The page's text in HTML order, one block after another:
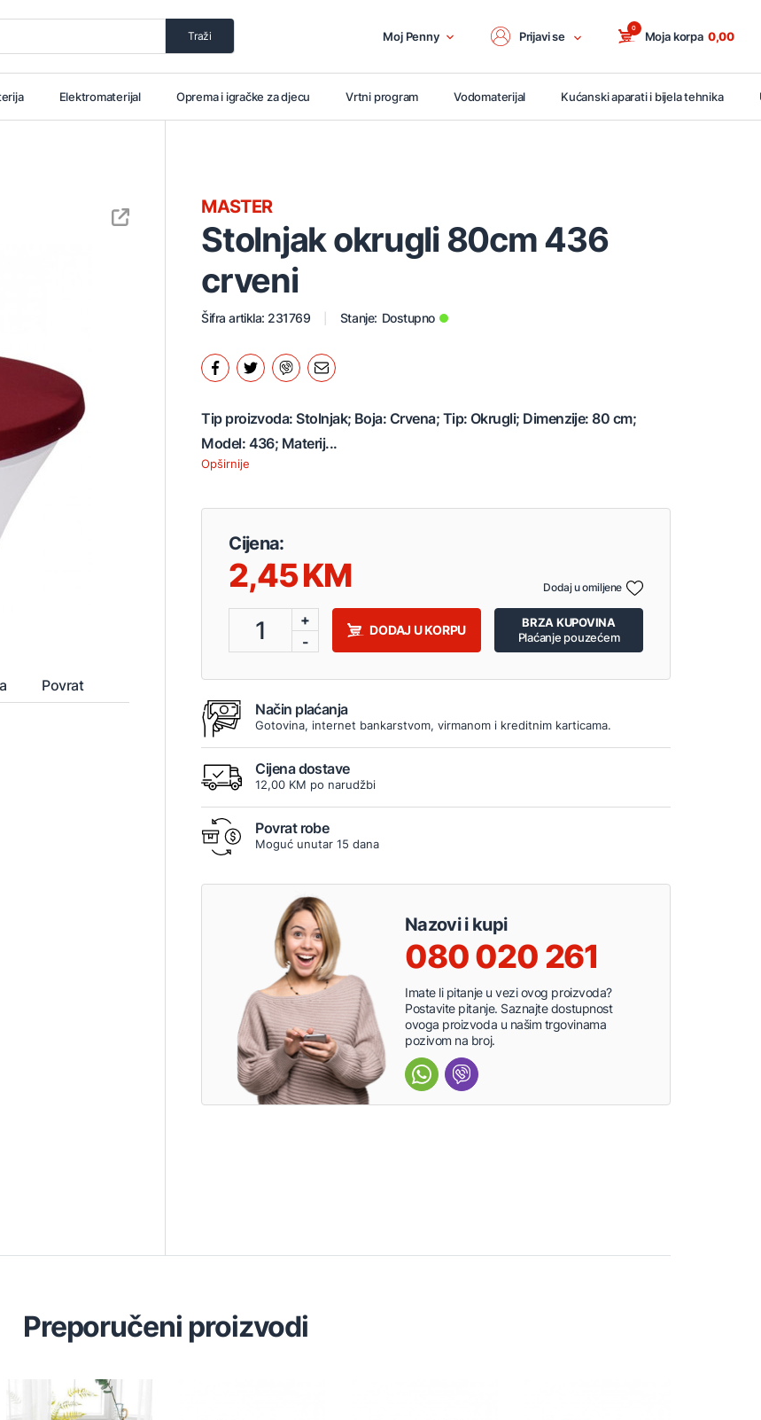
Traži Moj Penny Prijavi se Moja korpa
0
0,00
Elektromaterijal Oprema i igračke za djecu Vrtni program Vodomaterijal Kućanski aparati i bijela tehnika
Povrat
Stolnjak okrugli 80cm 436
crveni
MASTER
Šifra artikla: 231769 Stanje: Dostupno
Tip proizvoda: Stolnjak; Boja: Crvena; Tip: Okrugli; Dimenzije: 80 cm;
Model: 436; Materij...
Opširnije
Cijena:
2,45
1
+
-
DODAJ U KORPU
BRZA KUPOVINA
Plaćanje pouzećem
Dodaj u omiljene
Način plaćanja
Gotovina, internet bankarstvom, virmanom i kreditnim karticama.
Cijena dostave
12,00 KM po narudžbi
Povrat robe
Moguć unutar 15 dana
Nazovi i kupi
080 020 261
Imate li pitanje u vezi ovog proizvoda?
Postavite pitanje. Saznajte dostupnost
ovoga proizvoda u našim trgovinama
pozivom na broj.
Preporučeni proizvodi